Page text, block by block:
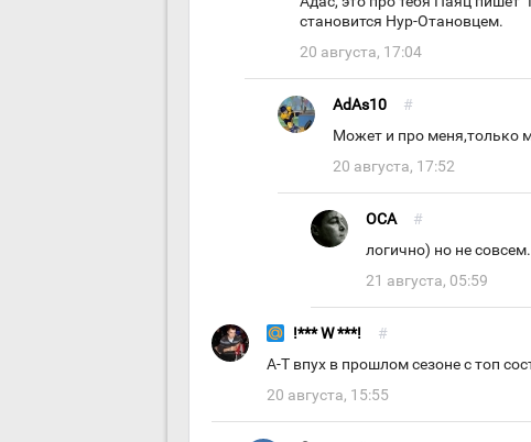
становится Нур-Отановцем.
20 августа, 17:04
AdAs10 #
Может и про меня,только
20 августа, 17:52
OCA #
логично) но не
21 августа, 05:59
!*** W ***! #
А-Т впух в прошлом сезоне с топ
20 августа, 15:55